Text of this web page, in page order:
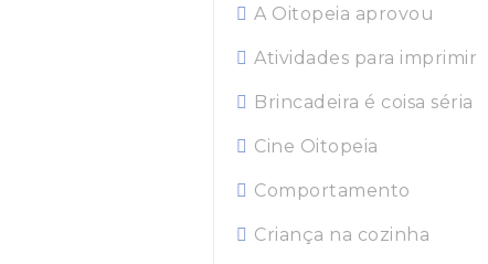
A Oitopeia aprovou
Atividades para imprimir
Brincadeira é coisa séria
Cine Oitopeia
Comportamento
Criança na cozinha